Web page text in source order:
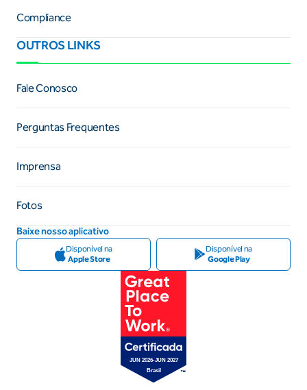
Compliance
OUTROS LINKS
Fale Conosco
Perguntas Frequentes
Imprensa
Fotos
Baixe nosso aplicativo
Disponível na
Apple Store
Disponível na
Google Play